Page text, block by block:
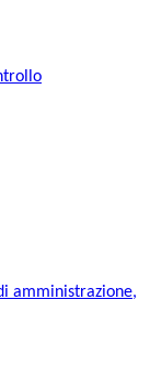
amministrazione,